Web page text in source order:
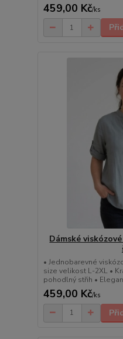
459,00 Kč/ks
Dámské
• Jednobarevné
size velikost L-2XL •
pohodlný střih •
459,00 Kč/ks